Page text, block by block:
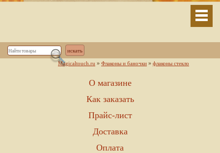
О магазине
Как заказать
Прайс-лист
Доставка
Оплата
Magicaltouch.ru » Флаконы и баночки » флаконы стекло